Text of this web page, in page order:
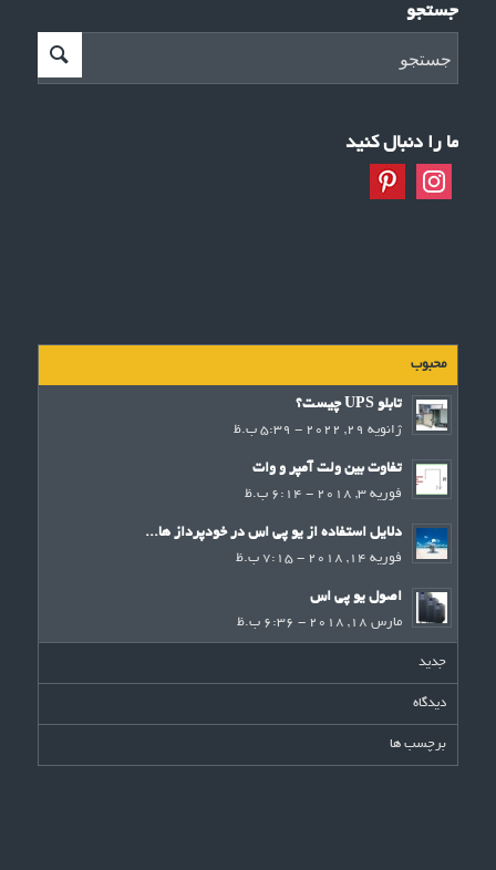
جستجو
ما را دنبال کنید
محبوب
تابلو UPS چیست؟
ژانویه 29, 2022 - 5:39 ب.ظ
تفاوت بین ولت آمپر و وات
فوریه 3, 2018 - 6:14 ب.ظ
دلایل استفاده از یو پی اس در خودپرداز ها...
فوریه 14, 2018 - 7:15 ب.ظ
اصول یو پی اس
مارس 18, 2018 - 6:36 ب.ظ
جدید
دیدگاه
برچسب ها